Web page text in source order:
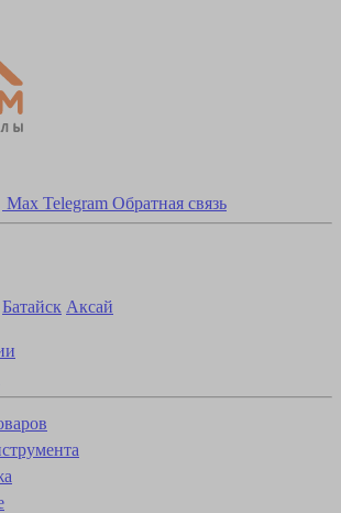
Max Telegram Обратная связь
Батайск Аксай